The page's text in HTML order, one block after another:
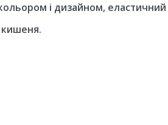
і дизайном,
кишеня.